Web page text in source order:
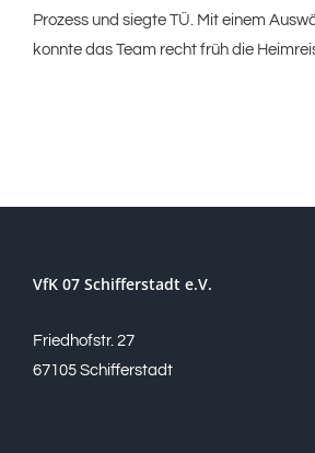
Prozess und siegte TÜ. Mit einem
konnte das Team recht früh die
VfK 07 Schifferstadt e.V.
Friedhofstr. 27
67105 Schifferstadt